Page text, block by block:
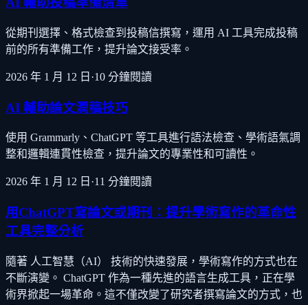
從期刊選擇、格式檢查到投稿信撰寫，運用 AI 工具完成投稿
前的所有準備工作，提升論文接受率。
2026 年 1 月 12 日 ·10 分鐘閱讀
AI 輔助論文潤稿技巧
使用 Grammarly、ChatGPT 等工具進行語法檢查、學術語氣調
整和邏輯連貫性檢查，提升論文的專業性和可讀性。
2026 年 1 月 12 日 ·11 分鐘閱讀
用ChatGPT寫論文或期刊：提升學術寫作的革命性
工具完整分析
隨著 人工智慧（AI） 技術的快速發展，學術寫作的方式也在
不斷演變。 ChatGPT 作為一種先進的語言生成工具，正在學
術界掀起一場革命。這不僅改變了研究者撰寫論文的方式，也